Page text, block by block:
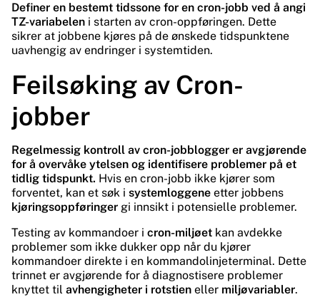
Definer en bestemt tidssone for en cron-jobb ved å angi
TZ-variabelen i starten av cron-oppføringen. Dette
sikrer at jobbene kjøres på de ønskede tidspunktene
uavhengig av endringer i systemtiden.
Feilsøking av Cron-
jobber
Regelmessig kontroll av cron-jobblogger er avgjørende
for å overvåke ytelsen og identifisere problemer på et
tidlig tidspunkt. Hvis en cron-jobb ikke kjører som
forventet, kan et søk i systemloggene etter jobbens
kjøringsoppføringer gi innsikt i potensielle problemer.
Testing av kommandoer i cron-miljøet kan avdekke
problemer som ikke dukker opp når du kjører
kommandoer direkte i en kommandolinjeterminal. Dette
trinnet er avgjørende for å diagnostisere problemer
knyttet til avhengigheter i rotstien eller miljøvariabler.